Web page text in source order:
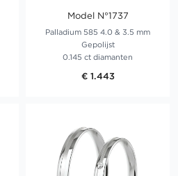
Model N°1737
Palladium 585 4.0 & 3.5 mm
Gepolijst
0.145 ct diamanten
€ 1.443